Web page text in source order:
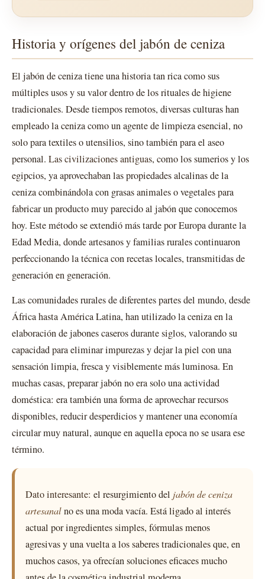
Historia y orígenes del jabón de ceniza
El jabón de ceniza tiene una historia tan rica como sus
múltiples usos y su valor dentro de los rituales de higiene
tradicionales. Desde tiempos remotos, diversas culturas han
empleado la ceniza como un agente de limpieza esencial, no
solo para textiles o utensilios, sino también para el aseo
personal. Las civilizaciones antiguas, como los sumerios y los
egipcios, ya aprovechaban las propiedades alcalinas de la
ceniza combinándola con grasas animales o vegetales para
fabricar un producto muy parecido al jabón que conocemos
hoy. Este método se extendió más tarde por Europa durante la
Edad Media, donde artesanos y familias rurales continuaron
perfeccionando la técnica con recetas locales, transmitidas de
generación en generación.
Las comunidades rurales de diferentes partes del mundo, desde
África hasta América Latina, han utilizado la ceniza en la
elaboración de jabones caseros durante siglos, valorando su
capacidad para eliminar impurezas y dejar la piel con una
sensación limpia, fresca y visiblemente más luminosa. En
muchas casas, preparar jabón no era solo una actividad
doméstica: era también una forma de aprovechar recursos
disponibles, reducir desperdicios y mantener una economía
circular muy natural, aunque en aquella epoca no se usara ese
término.
Dato interesante: el resurgimiento del jabón de ceniza
artesanalno es una moda vacía. Está ligado al interés
actual por ingredientes simples, fórmulas menos
agresivas y una vuelta a los saberes tradicionales que, en
muchos casos, ya ofrecían soluciones eficaces mucho